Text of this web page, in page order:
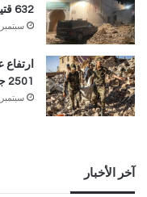
632 قتيلاً
سبتمبر 9, 2023
2501 جريح
سبتمبر 11, 2023
آخر الأخبار